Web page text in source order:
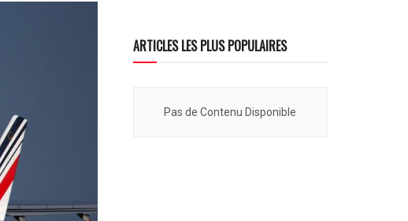
ARTICLES LES PLUS POPULAIRES
Pas de Contenu Disponible